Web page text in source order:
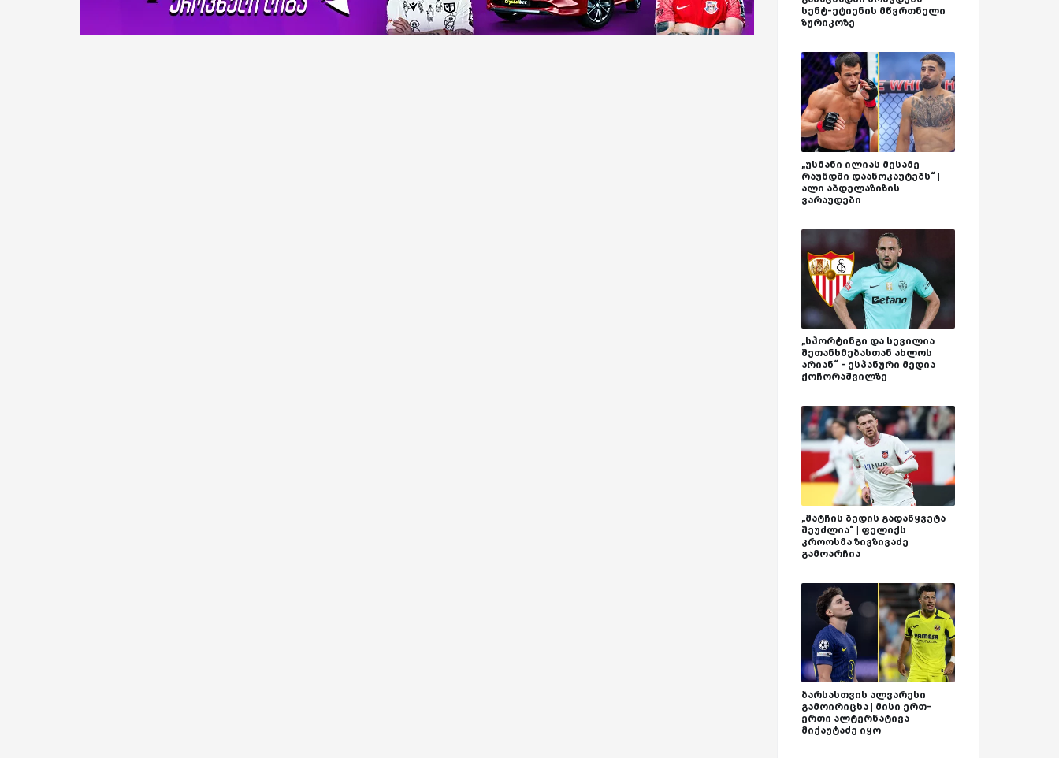
სენტ-ეტიენის მწვრთნელი
ზურიკოზე
„უსმანი ილიას მესამე
რაუნდში დაანოკაუტებს“ |
ალი აბდელაზიზის
ვარაუდები
„სპორტინგი და სევილია
შეთანხმებასთან ახლოს
არიან“ - ესპანური მედია
ქოჩორაშვილზე
„მატჩის ბედის გადაწყვეტა
შეუძლია“ | ფელიქს
კროოსმა ზივზივაძე
გამოარჩია
ბარსასთვის ალვარესი
გამოირიცხა | მისი ერთ-
ერთი ალტერნატივა
მიქაუტაძე იყო